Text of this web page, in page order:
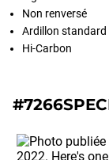
Non renversé
Ardillon standard
Hi-Carbon